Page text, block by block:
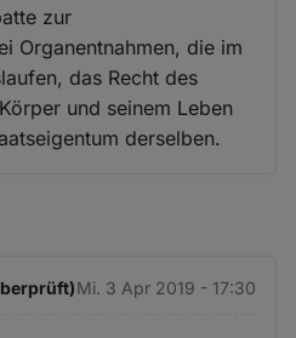
zur
Organentnahmen, die im
das Recht des
und seinem Leben
derselben.
Mi. 3 Apr 2019 - 17:30